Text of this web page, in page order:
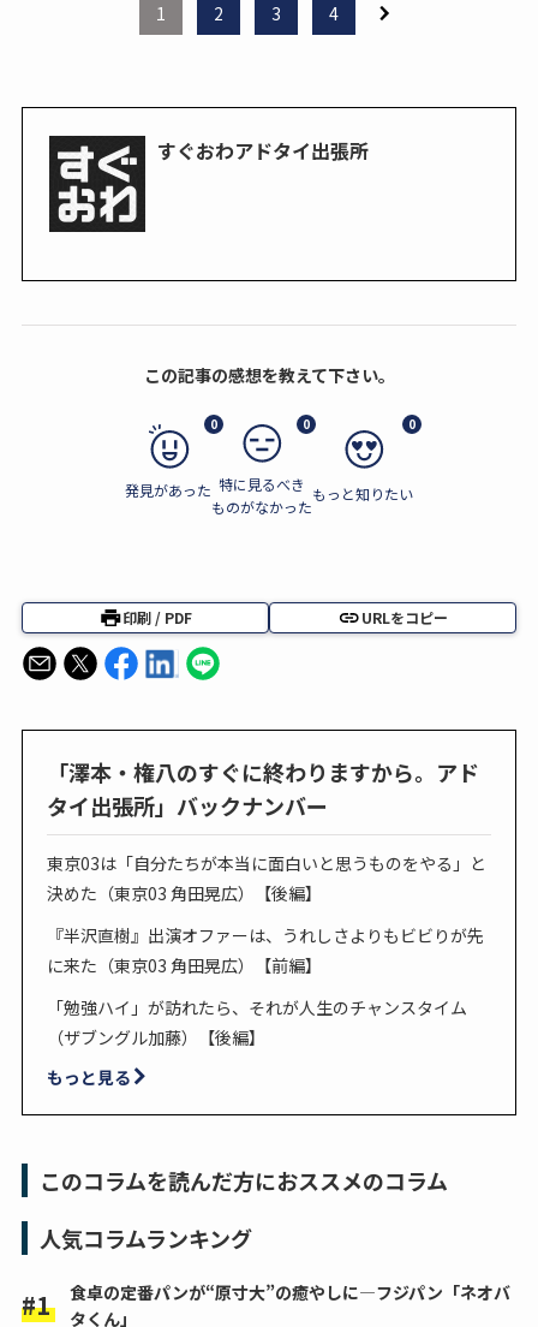
1 2 3 4
すぐおわアドタイ出張所
この記事の感想を教えて下さい。
0
発見があった
0
特に見るべき
ものがなかった
0
もっと知りたい
印刷 / PDF URLをコピー
「澤本・権八のすぐに終わりますから。アド
タイ出張所」バックナンバー
東京03は「自分たちが本当に面白いと思うものをやる」と
決めた（東京03 角田晃広）【後編】
『半沢直樹』出演オファーは、うれしさよりもビビりが先
に来た（東京03 角田晃広）【前編】
「勉強ハイ」が訪れたら、それが人生のチャンスタイム
（ザブングル加藤）【後編】
もっと見る
このコラムを読んだ方におススメのコラム
人気コラムランキング
食卓の定番パンが“原寸大”の癒やしに―フジパン「ネオバ
タくん」